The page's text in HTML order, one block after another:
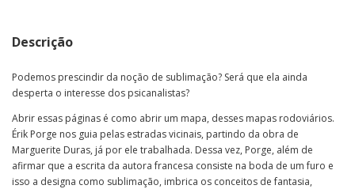
Descrição
Podemos prescindir da noção de sublimação? Será que ela ainda
desperta o interesse dos psicanalistas?
Abrir essas páginas é como abrir um mapa, desses mapas rodoviários.
Érik Porge nos guia pelas estradas vicinais, partindo da obra de
Marguerite Duras, já por ele trabalhada. Dessa vez, Porge, além de
afirmar que a escrita da autora francesa consiste na boda de um furo e
isso a designa como sublimação, imbrica os conceitos de fantasia,